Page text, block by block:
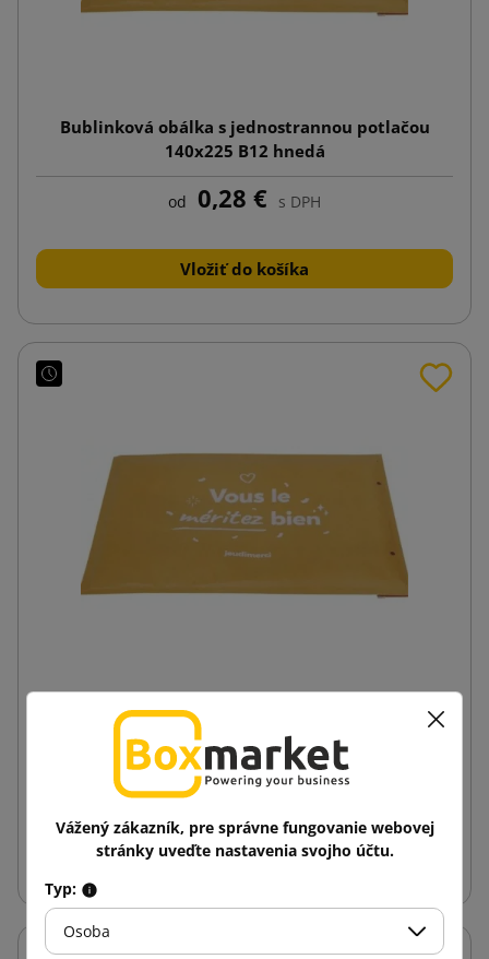
Bublinková obálka s jednostrannou potlačou
140x225 B12 hnedá
od 0,28 € s DPH
Vložiť do košíka
Bublinková obálka s jednostrannou potlačou
170x225 C13 hnedá
0,30 € s DPH
Vložiť do košíka
Vážený zákazník, pre správne fungovanie webovej
stránky uveďte nastavenia svojho účtu.
Typ:
Osoba